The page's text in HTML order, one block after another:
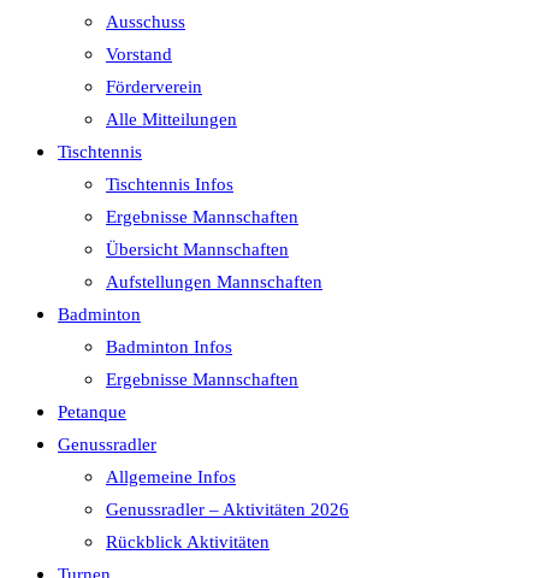
Ausschuss
Vorstand
Förderverein
Alle Mitteilungen
Tischtennis
Tischtennis Infos
Ergebnisse Mannschaften
Übersicht Mannschaften
Aufstellungen Mannschaften
Badminton
Badminton Infos
Ergebnisse Mannschaften
Petanque
Genussradler
Allgemeine Infos
Genussradler – Aktivitäten 2026
Rückblick Aktivitäten